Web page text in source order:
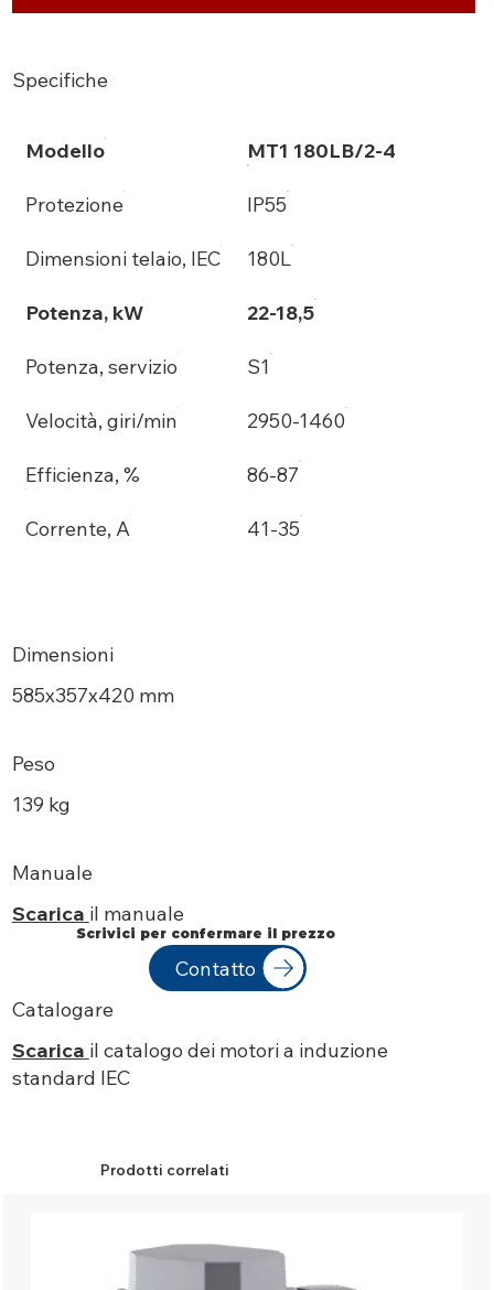
Specifiche
Modello MT1 180LB/2-4
Protezione IP55
Dimensioni telaio, IEC 180L
Potenza, kW 22-18,5
Potenza, servizio S1
Velocità, giri/min 2950-1460
Efficienza, % 86-87
Corrente, A 41-35
Dimensioni
585х357x420 mm
Peso
139 kg
Manuale
Scarica il manuale
Catalogare
Scarica il catalogo dei motori a induzione
standard IEC
Scrivici per confermare il prezzo
Contatto
Prodotti correlati